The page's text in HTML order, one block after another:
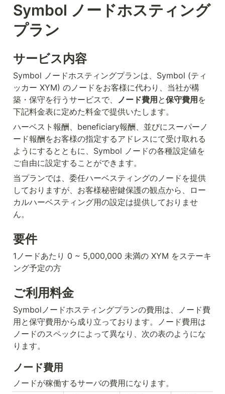
Symbol ノードホスティング
プラン
サービス内容
Symbol ノードホスティングプランは、Symbol (ティ
ッカー XYM) のノードをお客様に代わり、当社が構
築・保守を行うサービスで、
ノード費用と保守費用を
下記料金表に定めた料金で提供いたします。
ハーベスト報酬、beneficiary報酬、並びにスーパーノ
ード報酬をお客様の指定するアドレスにて受け取れる
ようにするとともに、Symbol ノードの各種設定値を
ご自由に設定することができます。
当プランでは、委任ハーベスティングのノードを提供
しておりますが、お客様秘密鍵保護の観点から、ロー
カルハーベスティング用の設定は提供しておりませ
ん。
要件
1ノードあたり 0 ~ 5,000,000 未満の XYM をステーキ
ング予定の方
ご利用料金
Symbolノードホスティングプランの費用は、ノード費
用と保守費用から成り立っております。ノード費用は
ノードのスペックによって異なり、次の表のようにな
ります。
ノード費用
ノードが稼働するサーバの費用になります。